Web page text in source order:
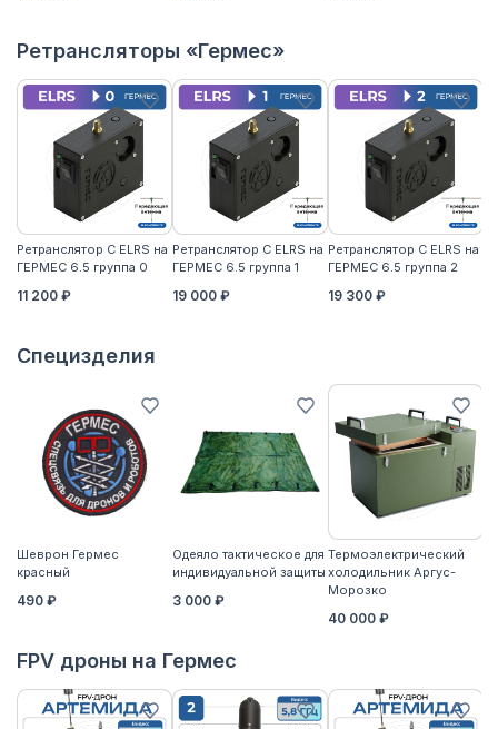
Ретрансляторы «Гермес»
Ретранслятор С ELRS на
ГЕРМЕС 6.5 группа 0
11 200 ₽
Ретранслятор С ELRS на
ГЕРМЕС 6.5 группа 1
19 000 ₽
Ретранслятор С ELRS на
ГЕРМЕС 6.5 группа 2
19 300 ₽
Специзделия
Шеврон Гермес
красный
490 ₽
Одеяло тактическое для
индивидуальной защиты
3 000 ₽
Термоэлектрический
холодильник Аргус-
Морозко
40 000 ₽
FPV дроны на Гермес